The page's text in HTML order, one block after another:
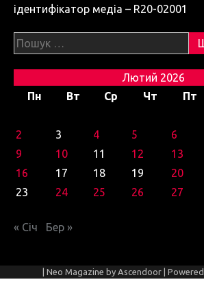
ідентифікатор медіа – R20-02001
Пошук:
Лютий 2026
Пн
Вт Ср Чт Пт
2
3 4 5 6
9
10 11 12 13
16
17 18 19 20
23
24 25 26 27
« Січ Бер »
| Neo Magazine by Ascendoor |